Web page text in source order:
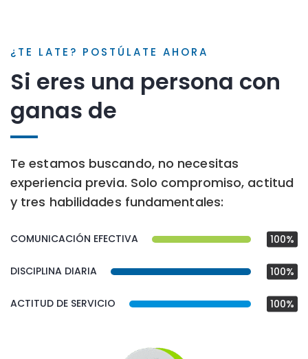
¿TE LATE? POSTÚLATE AHORA
Si eres una persona con
ganas de
Te estamos buscando, no necesitas
experiencia previa. Solo compromiso, actitud
y tres habilidades fundamentales:
COMUNICACIÓN EFECTIVA 100%
DISCIPLINA DIARIA 100%
ACTITUD DE SERVICIO 100%